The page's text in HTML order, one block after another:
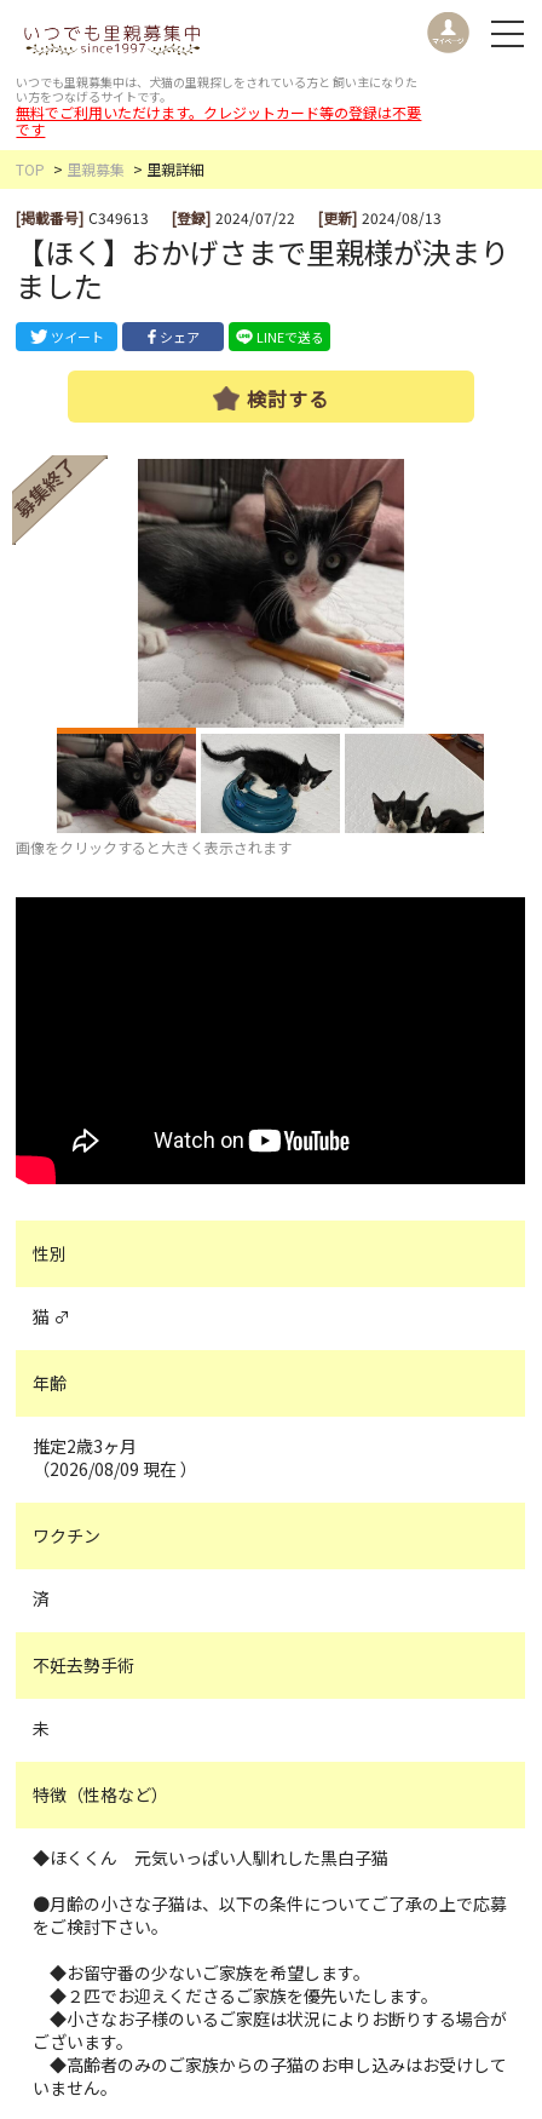
いつでも里親募集中は、犬猫の里親探しをされている方と 飼い主になりた
い方をつなげるサイトです。
無料でご利用いただけます。クレジットカード等の登録は不要
です
TOP
里親募集 里親詳細
[掲載番号] C349613 [登録] 2024/07/22 [更新] 2024/08/13
【ほく】おかげさまで里親様が決まり
ました
ツイート シェア LINEで送る
検討する
画像をクリックすると大きく表示されます
性別
猫 ♂
年齢
推定2歳3ヶ月
（2026/08/09 現在 ）
ワクチン
済
不妊去勢手術
未
特徴（性格など）
◆ほくくん 元気いっぱい人馴れした黒白子猫
●月齢の小さな子猫は、以下の条件についてご了承の上で応募
をご検討下さい。
◆お留守番の少ないご家族を希望します。
◆２匹でお迎えくださるご家族を優先いたします。
◆小さなお子様のいるご家庭は状況によりお断りする場合が
ございます。
◆高齢者のみのご家族からの子猫のお申し込みはお受けして
いません。